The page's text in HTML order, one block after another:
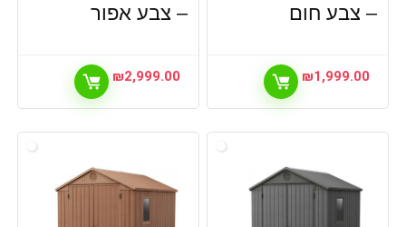
– צבע חום
₪1,999.00
– צבע אפור
₪2,999.00